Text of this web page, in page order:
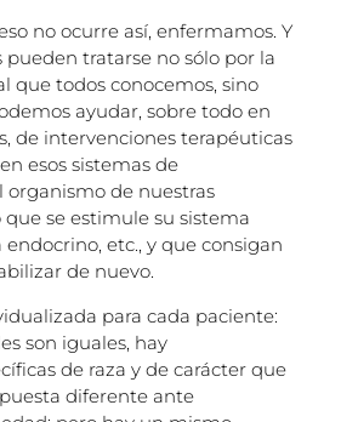
no ocurre así, enfermamos. Y
pueden tratarse no sólo por la
que todos conocemos, sino
ayudar, sobre todo en
de intervenciones terapéuticas
esos sistemas de
de nuestras
se estimule su sistema
etc., y que consigan
de nuevo.
para cada paciente:
son iguales, hay
de raza y de carácter que
diferente ante